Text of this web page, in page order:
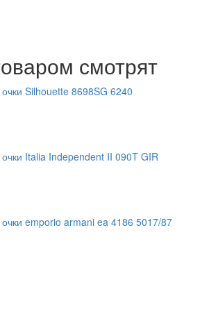
смотрят
Silhouette 8698SG 6240
Italia Independent II 090T GIR
emporio armani ea 4186 5017/87